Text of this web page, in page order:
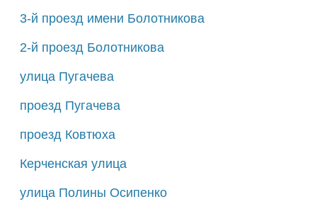
3-й проезд имени Болотникова
2-й проезд Болотникова
улица Пугачева
проезд Пугачева
проезд Ковтюха
Керченская улица
улица Полины Осипенко